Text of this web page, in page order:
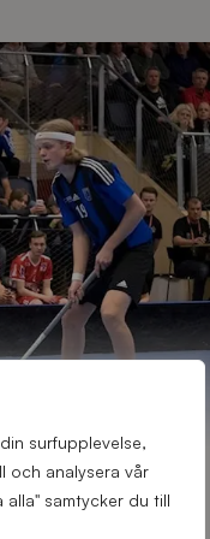
surfupplevelse,
och analysera vår
samtycker du till